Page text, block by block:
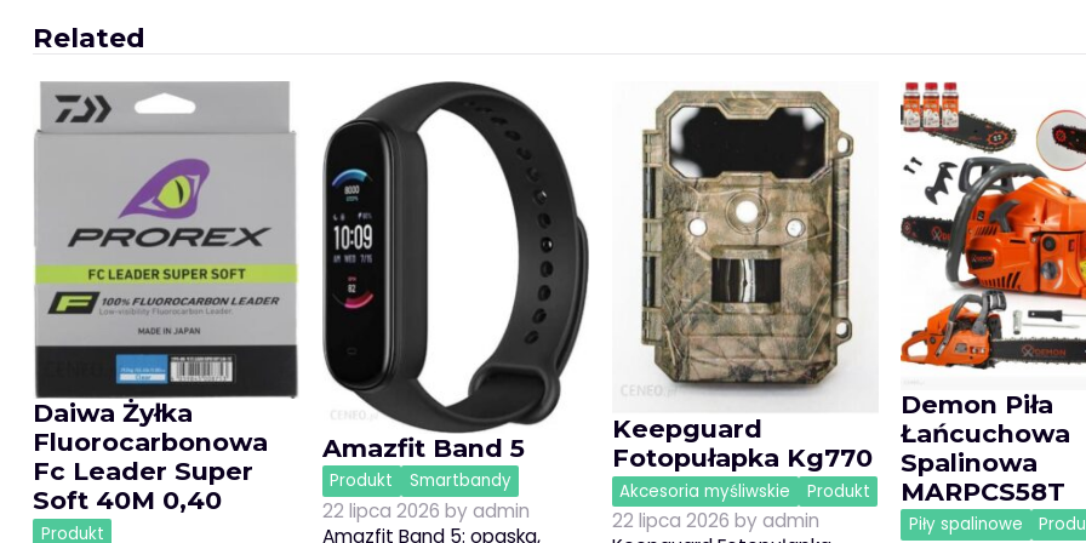
Related
Daiwa Żyłka
Fluorocarbonowa
Fc Leader Super
Soft 40M 0,40
Produkt
Amazfit Band 5
Produkt Smartbandy
22 lipca 2026 byadmin
Amazfit Band 5: opaska,
Keepguard
Fotopułapka Kg770
Akcesoria myśliwskie Produkt
22 lipca 2026 byadmin
Demon Piła
Łańcuchowa
Spalinowa
MARPCS58T
Piły spalinowe